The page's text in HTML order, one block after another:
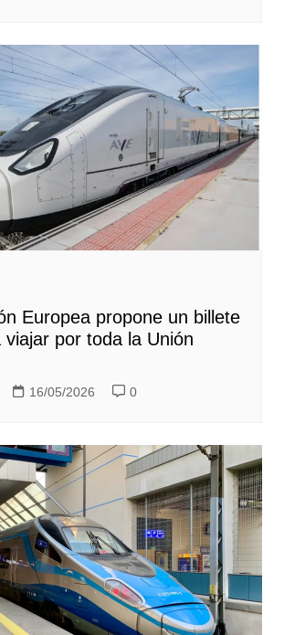
Europea propone un billete
viajar por toda la Unión
16/05/2026 0